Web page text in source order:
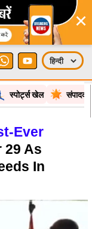
×
स्पोर्ट्स खेल
Ever
29 As
In